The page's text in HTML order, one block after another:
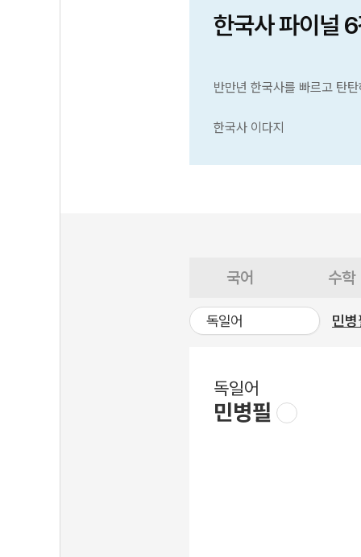
한국사 파이널
반만년 한국사를 빠르고 탄
한국사 이다지
국어 수학
독일어 민병
독일어
민병필